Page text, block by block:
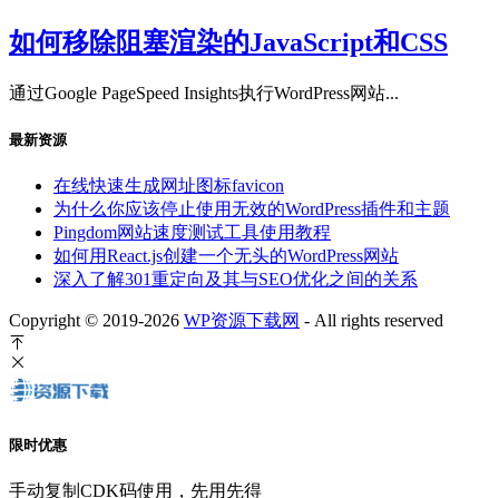
如何移除阻塞渲染的JavaScript和CSS
通过Google PageSpeed Insights执行WordPress网站...
最新资源
在线快速生成网址图标favicon
为什么你应该停止使用无效的WordPress插件和主题
Pingdom网站速度测试工具使用教程
如何用React.js创建一个无头的WordPress网站
深入了解301重定向及其与SEO优化之间的关系
Copyright © 2019-2026 WP资源下载网 - All rights reserved
限时优惠
手动复制CDK码使用，先用先得